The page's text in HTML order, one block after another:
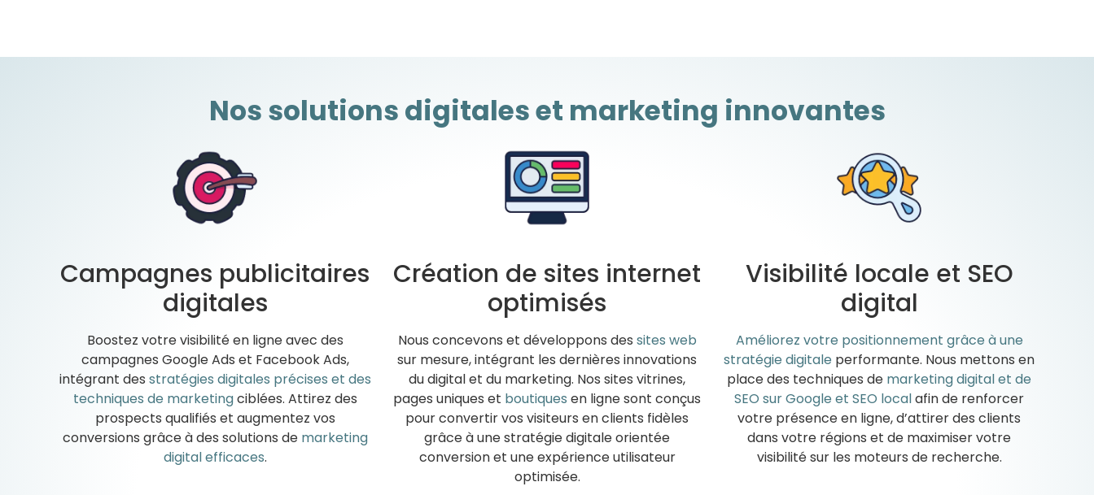
Nos solutions digitales et marketing innovantes
Campagnes publicitaires
digitales
Boostez votre visibilité en ligne avec des
campagnes Google Ads et Facebook Ads,
intégrant des stratégies digitales précises et des
techniques de marketingciblées. Attirez des
prospects qualifiés et augmentez vos
conversions grâce à des solutions de marketing
digital efficaces.
Création de sites internet
optimisés
Nous concevons et développons des sites web
sur mesure, intégrant les dernières innovations
du digital et du marketing. Nos sites vitrines,
pages uniques et boutiques en ligne sont conçus
pour convertir vos visiteurs en clients fidèles
grâce à une stratégie digitale orientée
conversion et une expérience utilisateur
optimisée.
Visibilité locale et SEO
digital
Améliorez votre positionnement grâce à une
stratégie digitale performante. Nous mettons en
place des techniques de marketing digital et de
SEO sur Google et SEO localafin de renforcer
votre présence en ligne, d’attirer des clients
dans votre régions et de maximiser votre
visibilité sur les moteurs de recherche.